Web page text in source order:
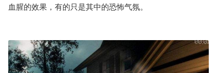
血腥的效果，有的只是其中的恐怖气氛。